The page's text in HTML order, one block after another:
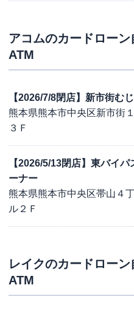
アコムのカードローン
ATM
【2026/7/8閉店】新市街む
熊本県熊本市中央区新市街
３Ｆ
【2026/5/13閉店】東バイ
ーナー
熊本県熊本市中央区帯山４
ル２Ｆ
レイクのカードローン
ATM